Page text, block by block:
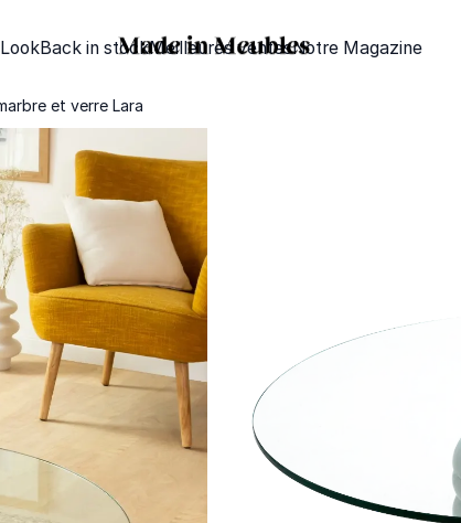
Back in stockMeilleures ventesNotre Magazine
et verre Lara